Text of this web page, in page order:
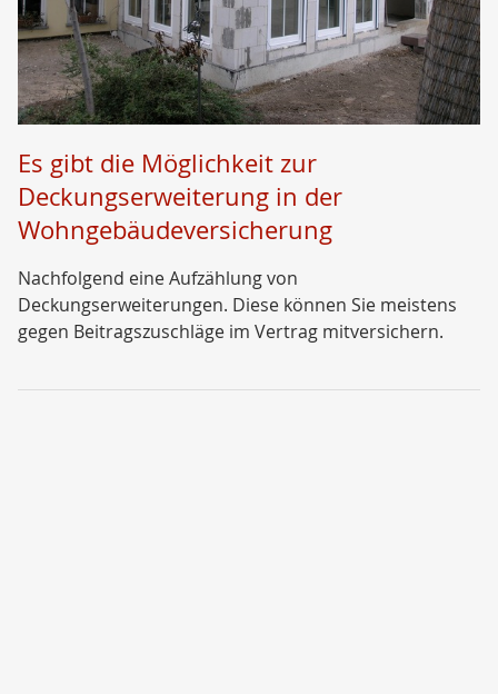
Es gibt die Möglichkeit zur
Deckungserweiterung in der
Wohngebäudeversicherung
Nachfolgend eine Aufzählung von
Deckungserweiterungen. Diese können Sie meistens
gegen Beitragszuschläge im Vertrag mitversichern.